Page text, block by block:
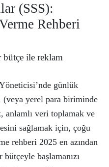
(SSS):
Rehberi
bütçe ile reklam
günlük
yerel para biriminde
anlamlı veri toplamak ve
sağlamak için, çoğu
rehberi 2025 en azından
başlamanızı